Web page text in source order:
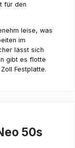
für den
leise, was
im
lässt sich
gibt es flotte
Festplatte.
50s